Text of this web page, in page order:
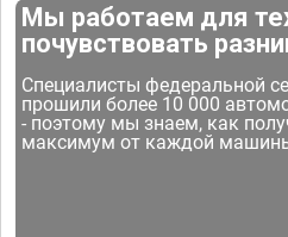
Мы работаем для
почувствовать
Специалисты федеральной
прошили более 10 000
- поэтому мы знаем, как
максимум от каждой